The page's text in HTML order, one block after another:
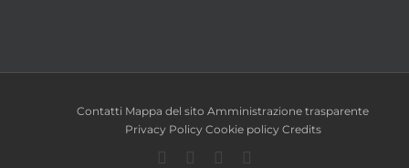
Contatti Mappa del sito Amministrazione trasparente
Privacy Policy Cookie policy Credits
Facebook
TwitterYouTube